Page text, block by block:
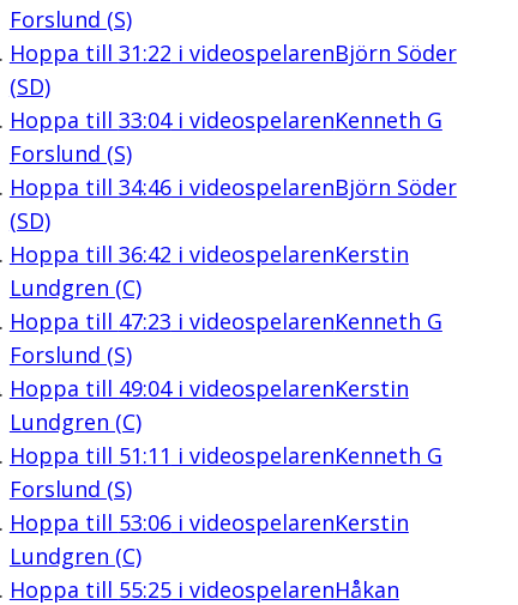
Forslund (S)
Hoppa till 31:22 i videospelarenBjörn Söder
(SD)
Hoppa till 33:04i videospelarenKenneth G
Forslund (S)
Hoppa till 34:46i videospelarenBjörn Söder
(SD)
Hoppa till 36:42 i videospelarenKerstin
Lundgren (C)
Hoppa till 47:23 i videospelarenKenneth G
Forslund (S)
Hoppa till 49:04i videospelarenKerstin
Lundgren (C)
Hoppa till 51:11 i videospelarenKenneth G
Forslund (S)
Hoppa till 53:06i videospelarenKerstin
Lundgren (C)
Hoppa till 55:25i videospelarenHåkan